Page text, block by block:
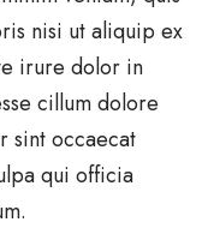
nisi ut aliquip ex
irure dolor in
cillum dolore
sint occaecat
qui officia